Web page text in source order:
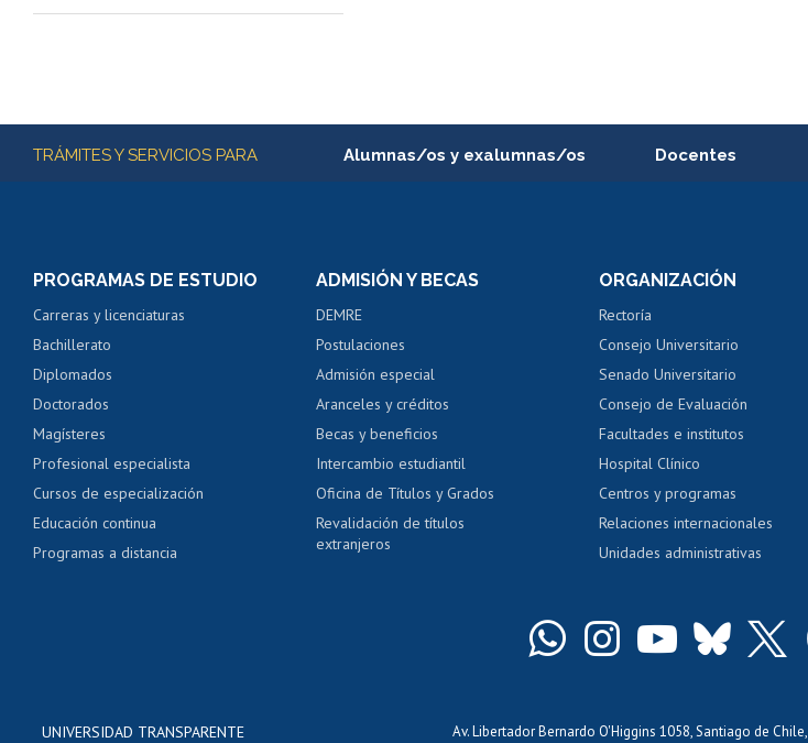
Más información
TRÁMITES Y SERVICIOS PARA Alumnas/os y exalumnas/os
Servicio médico y dental
Pago de arancel y crédito alumnos
Pago de arancel y crédito exalumnos
Certificado de títulos y grados
Docentes
Perfeccionamiento
Evaluación docente
Calificación académica
Postulación al AUCAI
Mi Uchile Ayuda tecnológica Tarjeta TUI
PROGRAMAS DE ESTUDIO
Carreras y licenciaturas
Bachillerato
Diplomados
Doctorados
Magísteres
Profesional especialista
Cursos de especialización
Educación continua
Programas a distancia
ADMISIÓN Y BECAS
DEMRE
Postulaciones
Admisión especial
Aranceles y créditos
Becas y beneficios
Intercambio estudiantil
Oficina de Títulos y Grados
Revalidación de títulos
extranjeros
ORGANIZACIÓN
Rectoría
Consejo Universitario
Senado Universitario
Consejo de Evaluación
Facultades e institutos
Hospital Clínico
Centros y programas
Relaciones internacionales
Unidades administrativas
UNIVERSIDAD TRANSPARENTE Av. Libertador Bernardo O'Higgins 1058, Santiago de Chile,